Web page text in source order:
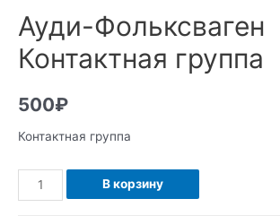
Ауди-Фольксваген
Контактная группа
500₽
Контактная группа
Количество
Ауди-
В корзину